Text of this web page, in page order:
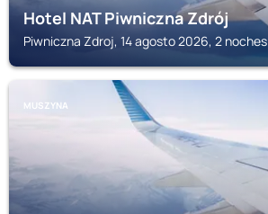
Hotel NAT Piwniczna Zdrój
Piwniczna Zdroj, 14 agosto 2026, 2 noches
MUSZYNA